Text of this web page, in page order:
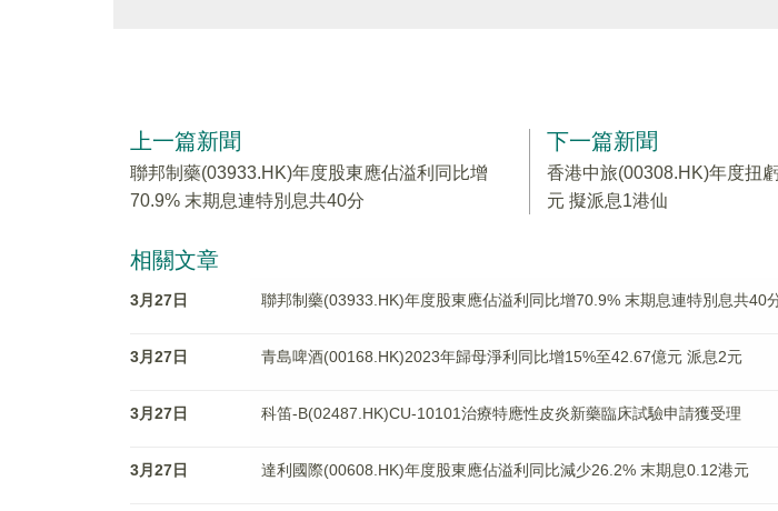
上一篇新聞
聯邦制藥(03933.HK)年度股東應佔溢利同比增
70.9% 末期息連特別息共40分
下一篇新聞
香港中旅(00308.HK)年度扭
元 擬派息1港仙
相關文章
3月27日 聯邦制藥(03933.HK)年度股東應佔溢利同比增70.9% 末期息連特別息共40
3月27日 青島啤酒(00168.HK)2023年歸母淨利同比增15%至42.67億元 派息2元
3月27日 科笛-B(02487.HK)CU-10101治療特應性皮炎新藥臨床試驗申請獲受理
3月27日 達利國際(00608.HK)年度股東應佔溢利同比減少26.2% 末期息0.12港元